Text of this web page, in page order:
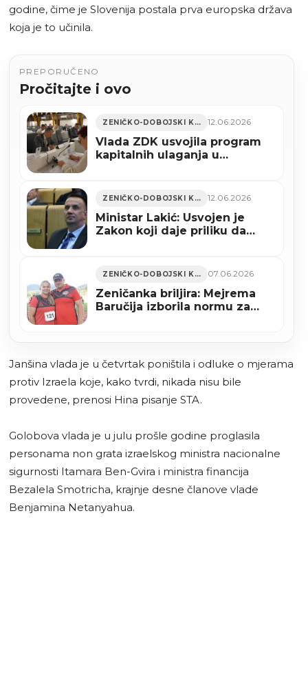
godine, čime je Slovenija postala prva europska država
koja je to učinila.
PREPORUČENO
Pročitajte i ovo
ZENIČKO-DOBOJSKI KANTON 12.06.2026
Vlada ZDK usvojila program
kapitalnih ulaganja u
ZENIČKO-DOBOJSKI KANTON 12.06.2026
Ministar Lakić: Usvojen je
Zakon koji daje priliku da
ZENIČKO-DOBOJSKI KANTON 07.06.2026
Zeničanka briljira: Mejrema
Baručija izborila normu za
Janšina vlada je u četvrtak poništila i odluke o mjerama
protiv Izraela koje, kako tvrdi, nikada nisu bile
provedene, prenosi Hina pisanje STA.
Golobova vlada je u julu prošle godine proglasila
personama non grata izraelskog ministra nacionalne
sigurnosti Itamara Ben-Gvira i ministra financija
Bezalela Smotricha, krajnje desne članove vlade
Benjamina Netanyahua.